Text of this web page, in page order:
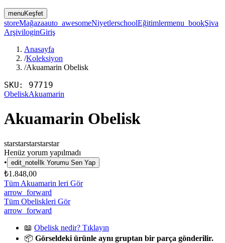
menuKeşfet
storeMağazaauto_awesomeNiyetlerschoolEğitimlermenu_bookŞiva
ArşiviloginGiriş
Anasayfa
/Koleksiyon
/Akuamarin Obelisk
SKU: 97719
ObeliskAkuamarin
Akuamarin Obelisk
starstarstarstarstar
Henüz yorum yapılmadı
• edit_note İlk Yorumu Sen Yap
₺1.848,00
Tüm Akuamarin leri Gör
arrow_forward
Tüm Obeliskleri Gör
arrow_forward
📖 Obelisk nedir? Tıklayın
📦 Görseldeki ürünle aynı gruptan bir parça gönderilir.